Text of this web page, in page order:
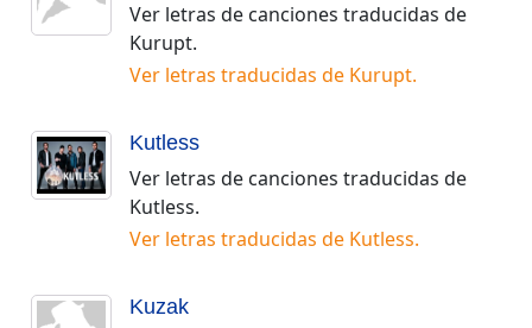
Ver letras de canciones traducidas de
Kurupt.
Ver letras traducidas de Kurupt.
Kutless
Ver letras de canciones traducidas de
Kutless.
Ver letras traducidas de Kutless.
Kuzak